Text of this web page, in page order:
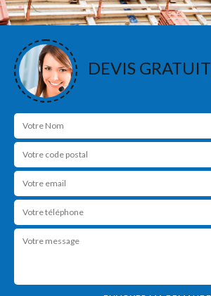
DEVIS GRATUIT